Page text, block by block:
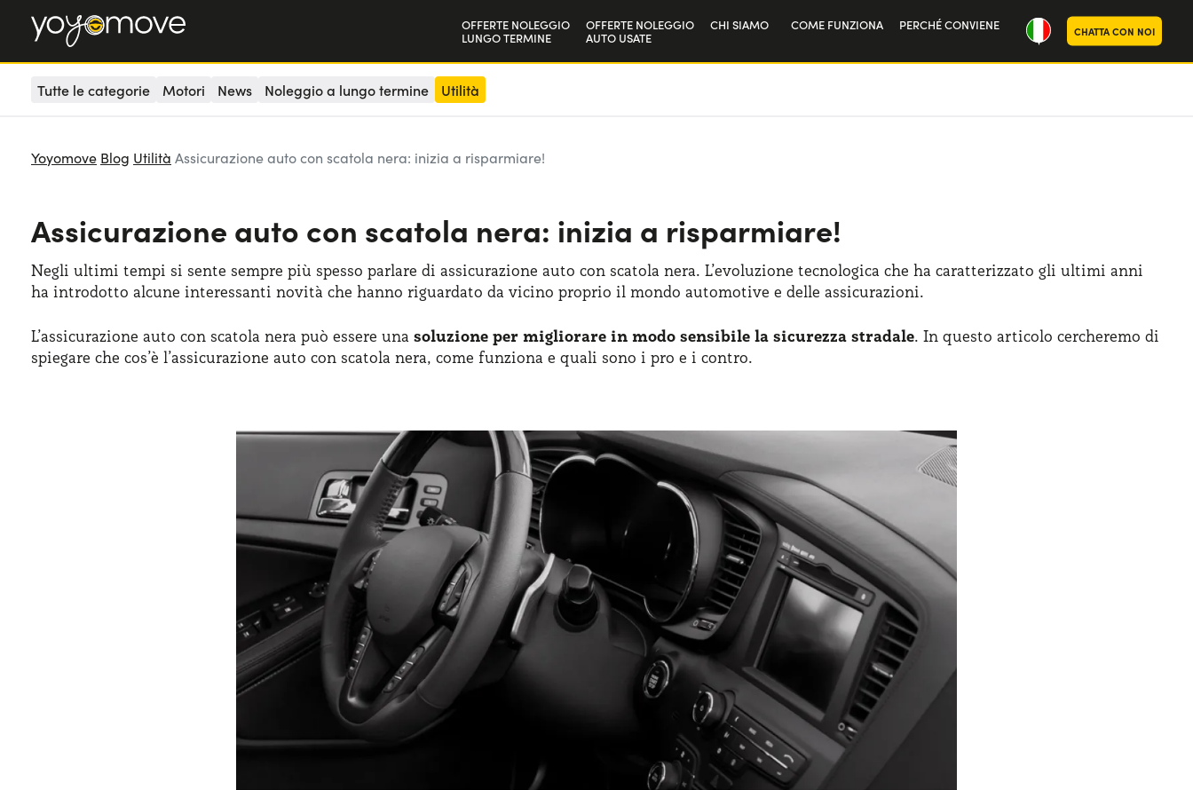
OFFERTE NOLEGGIO
LUNGO TERMINE
Aziende e P.IVA
OFFERTE NOLEGGIO
AUTO USATE
CHI SIAMO COME FUNZIONA PERCHÉ CONVIENE CHATTA CON NOI
Tutte le categorie Motori News Noleggio a lungo termine Utilità
Yoyomove Blog Utilità Assicurazione auto con scatola nera: inizia a risparmiare!
Assicurazione auto con scatola nera: inizia a risparmiare!
Negli ultimi tempi si sente sempre più spesso parlare di assicurazione auto con scatola nera. L’evoluzione tecnologica che ha caratterizzato gli ultimi anni
ha introdotto alcune interessanti novità che hanno riguardato da vicino proprio il mondo automotive e delle assicurazioni.
L’assicurazione auto con scatola nera può essere una soluzione per migliorare in modo sensibile la sicurezza stradale. In questo articolo cercheremo di
spiegare che cos’è l’assicurazione auto con scatola nera, come funziona e quali sono i pro e i contro.